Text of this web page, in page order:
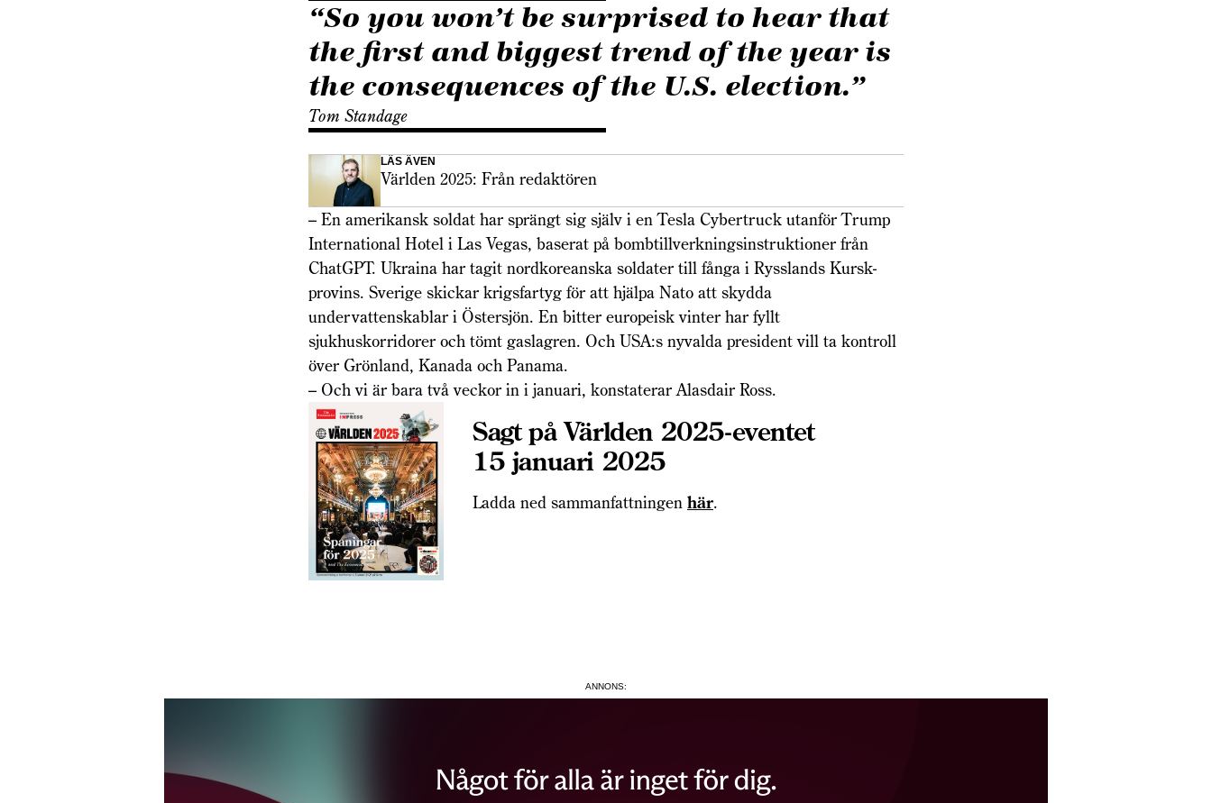
“So you won’t be surprised to hear that
the first and biggest trend of the year is
the consequences of the U.S. election.”
Tom Standage
LÄS ÄVEN
Världen 2025: Från redaktören
– En amerikansk soldat har sprängt sig själv i en Tesla Cybertruck utanför Trump
International Hotel i Las Vegas, baserat på bombtillverknings­instruktioner från
ChatGPT. Ukraina har tagit nordkoreanska soldater till fånga i Rysslands Kursk-
provins. Sverige skickar krigsfartyg för att hjälpa Nato att skydda
undervattenskablar i Östersjön. En bitter europeisk vinter har fyllt
sjukhuskorridorer och tömt gaslagren. Och USA:s nyvalda president vill ta kontroll
över Grönland, Kanada och Panama.
– Och vi är bara två veckor in i januari, konstaterar Alasdair Ross.
Sagt på Världen 2025-eventet
15 januari 2025
Ladda ned sammanfattningen här.
ANNONS: